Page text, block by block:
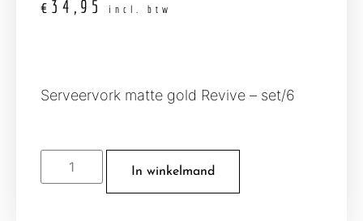
€ 34,95 incl. btw
Serveervork matte gold Revive – set/6
In winkelmand